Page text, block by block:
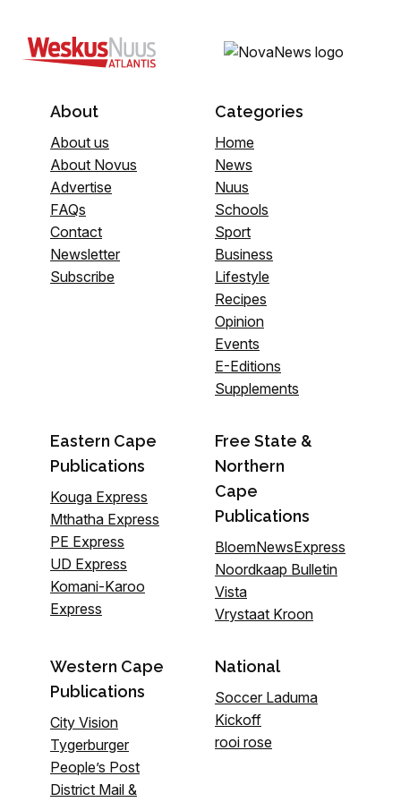
About
About us
About Novus
Advertise
FAQs
Contact
Newsletter
Subscribe
Categories
Home
News
Nuus
Schools
Sport
Business
Lifestyle
Recipes
Opinion
Events
E-Editions
Supplements
Eastern Cape
Publications
Kouga Express
Mthatha Express
PE Express
UD Express
Komani-Karoo
Express
Free State &
Northern
Cape
Publications
BloemNewsExpress
Noordkaap Bulletin
Vista
Vrystaat Kroon
Western Cape
Publications
City Vision
Tygerburger
People’s Post
District Mail &
National
Soccer Laduma
Kickoff
rooi rose